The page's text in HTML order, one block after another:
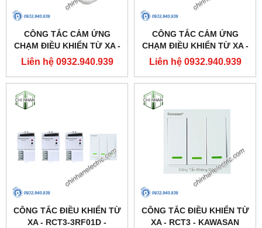
CÔNG TẮC CẢM ỨNG
CHẠM ĐIỀU KHIỂN TỪ XA -
DK2S(2 KÊNH) - KAWASAN
Liên hệ 0932.940.939
CÔNG TẮC CẢM ỨNG
CHẠM ĐIỀU KHIỂN TỪ XA -
DK1S(1 KÊNH) - KAWASAN
Liên hệ 0932.940.939
CÔNG TẮC ĐIỀU KHIỂN TỪ
XA - RCT3-3RF01D -
CÔNG TẮC ĐIỀU KHIỂN TỪ
XA - RCT3 - KAWASAN